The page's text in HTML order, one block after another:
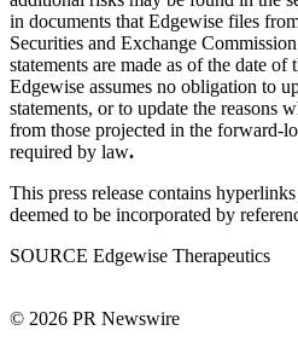
in documents that Edgewise files
Securities and Exchange
statements are made as of the date of
Edgewise assumes no obligation to
statements, or to update the reasons
from those projected in the forward-
required by law.
This press release contains
deemed to be incorporated by
SOURCE Edgewise Therapeutics
© 2026 PR Newswire